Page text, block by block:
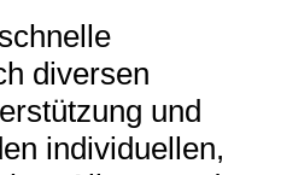
diversen
und
individuellen,